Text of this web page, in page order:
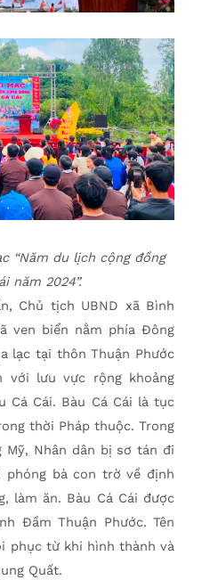
“Năm du lịch cộng đồng
năm 2024”.
Chủ tịch UBND xã Bình
ven biển nằm phía Đông
lạc tại thôn Thuận Phước
với lưu vực rộng khoảng
Cá Cái. Bàu Cá Cái là tục
thời Pháp thuộc. Trong
Mỹ, Nhân dân bị sơ tán đi
phóng bà con trờ về định
làm ăn. Bàu Cá Cái được
Đầm Thuận Phước. Tên
phục từ khi hình thành và
Quất.